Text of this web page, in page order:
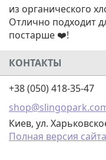
из органического
Отлично подходит
постарше ❤️!
КОНТАКТЫ
+38 (050) 418-35-47
Киев, ул.
Полная версия сайта